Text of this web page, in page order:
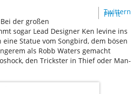
Twittern
Pin It
der großen
sogar Lead Designer Ken levine ins
Statue vom Songbird, dem bösen
als Robb Waters gemacht
den Trickster in Thief oder Man-